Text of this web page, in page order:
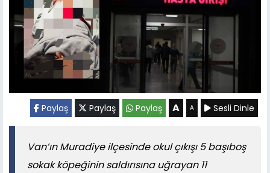
Paylaş Paylaş Paylaş A A Sesli Dinle
Van’ın Muradiye ilçesinde okul çıkışı 5 başıboş
sokak köpeğinin saldırısına uğrayan 11